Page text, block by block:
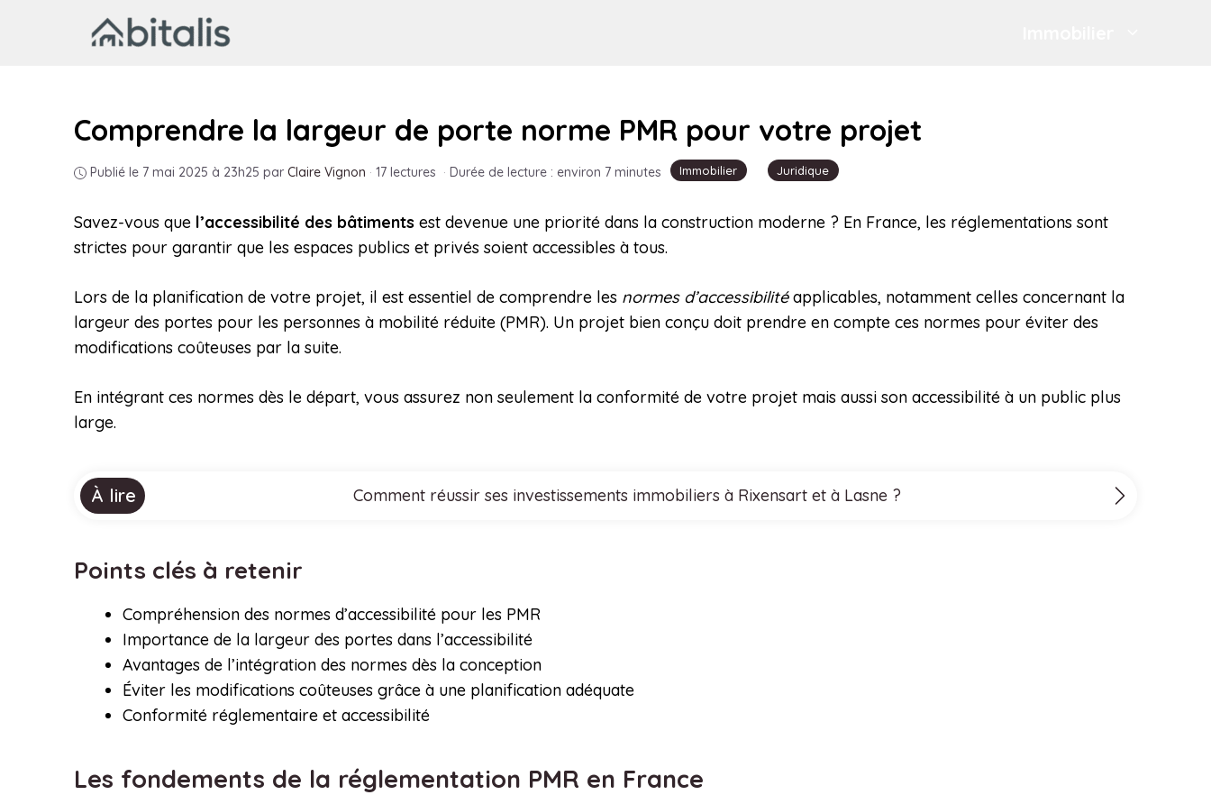
Immobilier Juridique
Comprendre la largeur de porte norme PMR pour votre projet
Publié le 7 mai 2025 à 23h25 par Claire Vignon · 17 lectures · Durée de lecture : environ 7 minutes
Savez-vous que l’accessibilité des bâtiments est devenue une priorité dans la construction moderne ? En France, les réglementations sont
strictes pour garantir que les espaces publics et privés soient accessibles à tous.
Lors de la planification de votre projet, il est essentiel de comprendre les normes d’accessibilitéapplicables, notamment celles concernant la
largeur des portes pour les personnes à mobilité réduite (PMR). Un projet bien conçu doit prendre en compte ces normes pour éviter des
modifications coûteuses par la suite.
En intégrant ces normes dès le départ, vous assurez non seulement la conformité de votre projet mais aussi son accessibilité à un public plus
large.
À lire Comment réussir ses investissements immobiliers à Rixensart et à Lasne ?
Points clés à retenir
Compréhension des normes d’accessibilité pour les PMR
Importance de la largeur des portes dans l’accessibilité
Avantages de l’intégration des normes dès la conception
Éviter les modifications coûteuses grâce à une planification adéquate
Conformité réglementaire et accessibilité
Les fondements de la réglementation PMR en France